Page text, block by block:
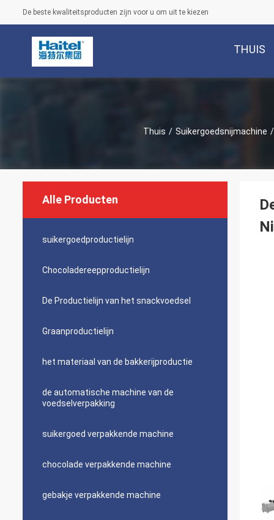
De beste kwaliteitsproducten zijn voor u om uit te kiezen
THUIS
Thuis / Suikergoedsnijmachine /
Alle Producten
suikergoedproductielijn
Chocoladereepproductielijn
De Productielijn van het snackvoedsel
Graanproductielijn
het materiaal van de bakkerijproductie
de automatische machine van de
voedselverpakking
suikergoed verpakkende machine
chocolade verpakkende machine
gebakje verpakkende machine